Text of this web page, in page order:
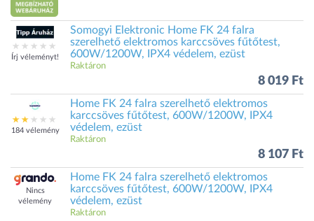
Írj véleményt!
Somogyi Elektronic Home FK 24 falra
szerelhető elektromos karccsöves fűtőtest,
600W/1200W, IPX4 védelem, ezüst
Raktáron
8 019 Ft
184 vélemény
Home FK 24 falra szerelhető elektromos
karccsöves fűtőtest, 600W/1200W, IPX4
védelem, ezüst
Raktáron
8 107 Ft
Nincs
vélemény
Home FK 24 falra szerelhető elektromos
karccsöves fűtőtest, 600W/1200W, IPX4
védelem, ezüst
Raktáron